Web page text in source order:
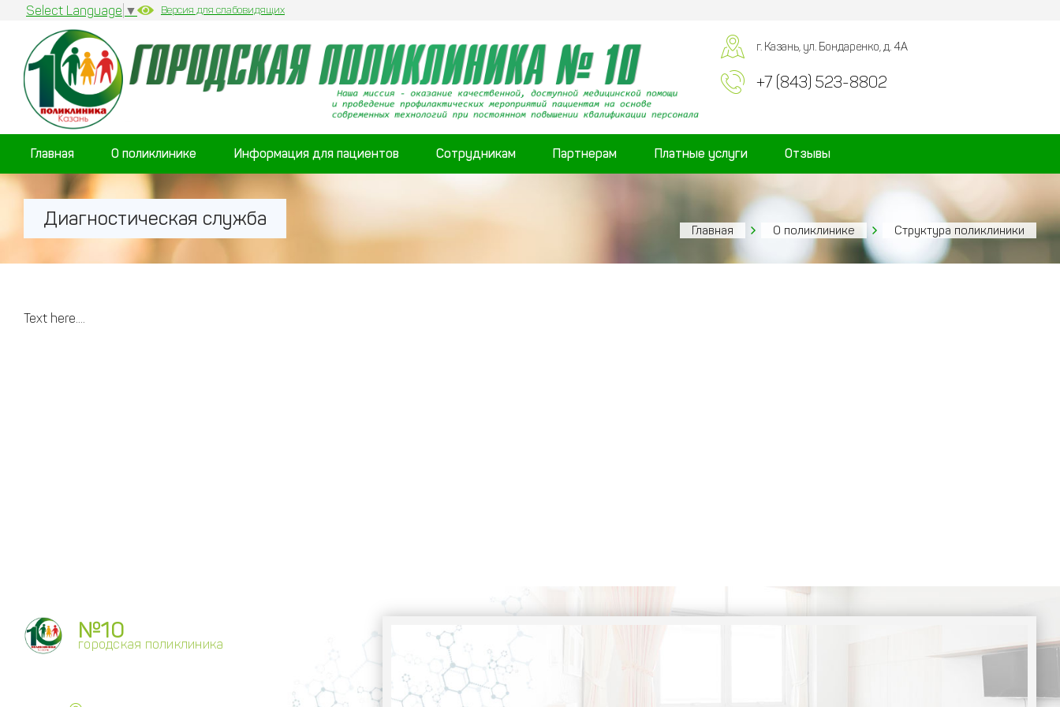
Select Language ▼ Версия для слабовидящих
г. Казань, ул. Бондаренко, д. 4А
+7 (843) 523-8802
Главная О поликлинике Информация для пациентов Сотрудникам Партнерам Платные услуги Отзывы
Диагностическая служба
Главная О поликлинике Структура поликлиники
Text here....
№10
городская поликлиника